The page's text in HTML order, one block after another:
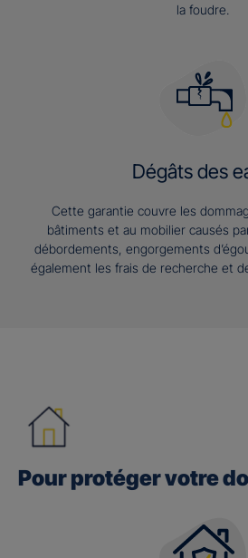
la foudre.
Dégâts des
Cette garantie couvre les
bâtiments et au mobilier causés
débordements, engorgements
également les frais de recherche et
Pour protéger votre